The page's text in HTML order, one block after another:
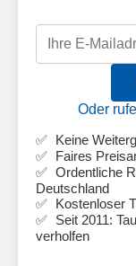
Oder
Keine
Faires
Ordentliche
Deutschland
Kostenloser
Seit 2011:
verholfen